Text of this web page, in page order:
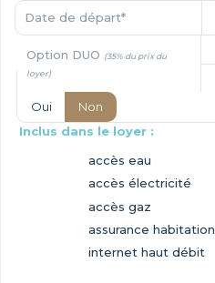
Date de départ*
Option DUO
Oui
Non
Inclus dans le loyer :
accès eau
accès électricité
accès gaz
assurance habitation
internet haut débit